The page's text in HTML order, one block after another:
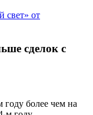
свет» от
сделок с
году более чем на